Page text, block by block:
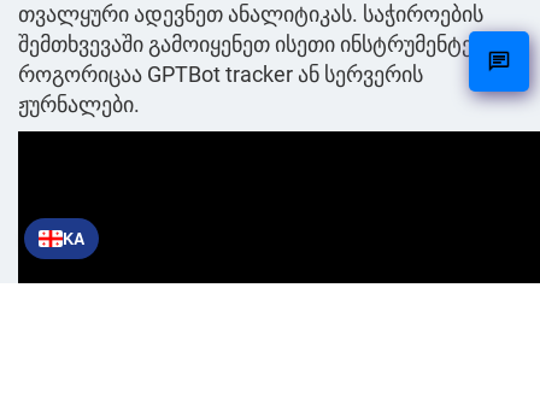
თვალყური ადევნეთ ანალიტიკას. საჭიროების
შემთხვევაში გამოიყენეთ ისეთი ინსტრუმენტები,
როგორიცაა GPTBot tracker ან სერვერის
ჟურნალები.
KA